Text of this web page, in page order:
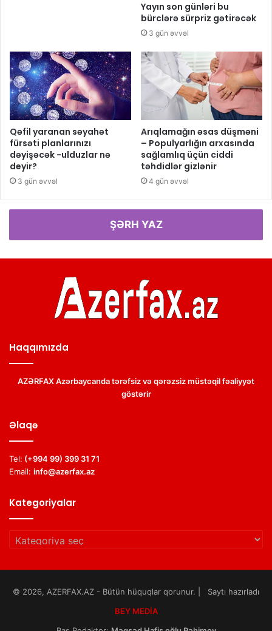
Yayın son günləri bu
bürclərə sürpriz gətirəcək
3 gün əvvəl
Qəfil yaranan səyahət
fürsəti planlarınızı
dəyişəcək -ulduzlar nə
deyir?
3 gün əvvəl
Arıqlamağın əsas düşməni
– Populyarlığın arxasında
sağlamlıq üçün ciddi
təhdidlər gizlənir
4 gün əvvəl
ŞƏRH YAZ
Haqqımızda
AZƏRFAX Azərbaycanda tərəfsiz və qərəzsiz müstəqil fəaliyyət
göstərir
Əlaqə
Tel: (+994 99) 399 31 71
Email: info@azerfax.az
Kategoriyalar
Kategoriyalar
© 2026, AZERFAX.AZ - Bütün hüquqlar qorunur. | Saytı hazırladı
BEY MEDİA